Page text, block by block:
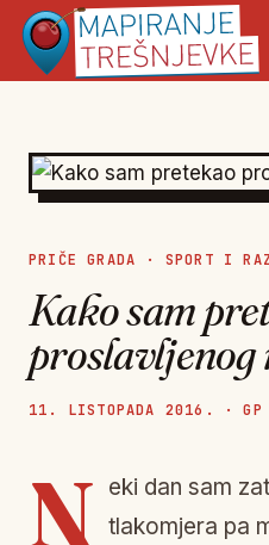
PRIČE GRADA · SPORT I
Kako sam
proslavljenog
11. LISTOPADA 2016. · GP
N
eki dan sam
tlakomjera pa